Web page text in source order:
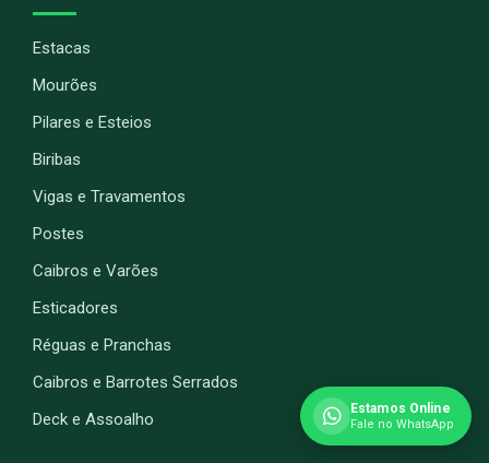
Estacas
Mourões
Pilares e Esteios
Biribas
Vigas e Travamentos
Postes
Caibros e Varões
Esticadores
Réguas e Pranchas
Caibros e Barrotes Serrados
Deck e Assoalho
Estamos Online
Fale no WhatsApp